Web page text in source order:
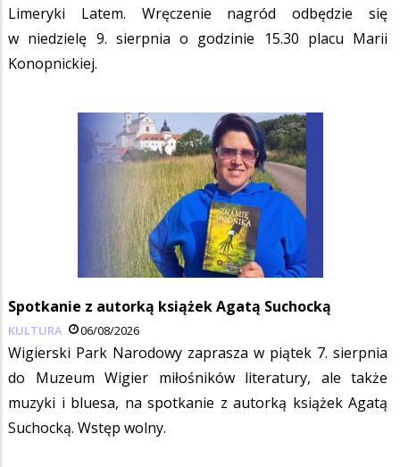
Limeryki Latem. Wręczenie nagród odbędzie się
w niedzielę 9. sierpnia o godzinie 15.30 placu Marii
Konopnickiej.
Spotkanie z autorką książek Agatą Suchocką
KULTURA 06/08/2026
Wigierski Park Narodowy zaprasza w piątek 7. sierpnia
do Muzeum Wigier miłośników literatury, ale także
muzyki i bluesa, na spotkanie z autorką książek Agatą
Suchocką. Wstęp wolny.